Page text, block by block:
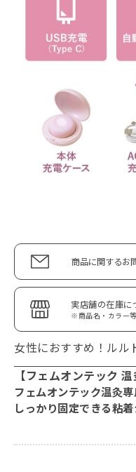
商品に関するお
実店舗の在庫に
※商品名・カラー
女性におすすめ！ルル
【フェムオンテック
フェムオンテック温灸専
しっかり固定できる粘